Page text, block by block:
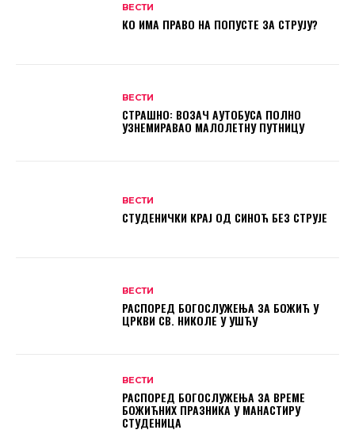
ВЕСТИ
КО ИМА ПРАВО НА ПОПУСТЕ ЗА СТРУЈУ?
ВЕСТИ
СТРАШНО: ВОЗАЧ АУТОБУСА ПОЛНО
УЗНЕМИРАВАО МАЛОЛЕТНУ ПУТНИЦУ
ВЕСТИ
СТУДЕНИЧКИ КРАЈ ОД СИНОЋ БЕЗ СТРУЈЕ
ВЕСТИ
РАСПОРЕД БОГОСЛУЖЕЊА ЗА БОЖИЋ У
ЦРКВИ СВ. НИКОЛЕ У УШЋУ
ВЕСТИ
РАСПОРЕД БОГОСЛУЖЕЊА ЗА ВРЕМЕ
БОЖИЋНИХ ПРАЗНИКА У МАНАСТИРУ
СТУДЕНИЦА